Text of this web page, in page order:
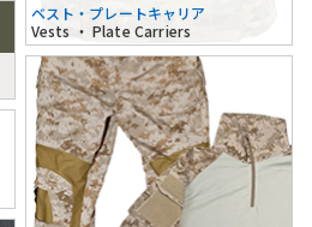
ベスト・プレートキャリア
Vests ・ Plate Carriers